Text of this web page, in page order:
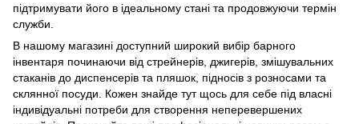
підтримувати його в ідеальному стані та продовжуючи термін
служби.
В нашому магазині доступний широкий вибір барного
інвентаря починаючи від стрейнерів, джигерів, змішувальних
стаканів до диспенсерів та пляшок підносів з розносами та
склянної посуди . Кожен знайде тут щось для себе під власні
індивідуальні потреби для створення неперевершених